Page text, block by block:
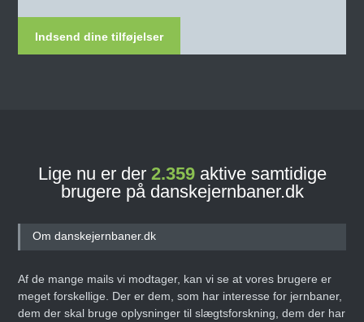
Indsend dine tilføjelser
Lige nu er der 2.359aktive samtidige
brugere på danskejernbaner.dk
Om danskejernbaner.dk
Af de mange mails vi modtager, kan vi se at vores brugere er
meget forskellige. Der er dem, som har interesse for jernbaner,
dem der skal bruge oplysninger til slægtsforskning, dem der har